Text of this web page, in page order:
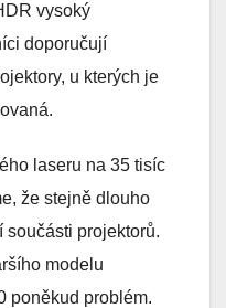
vysoký
doporučují
u kterých je
laseru na 35 tisíc
že stejně dlouho
součásti projektorů.
modelu
poněkud problém.